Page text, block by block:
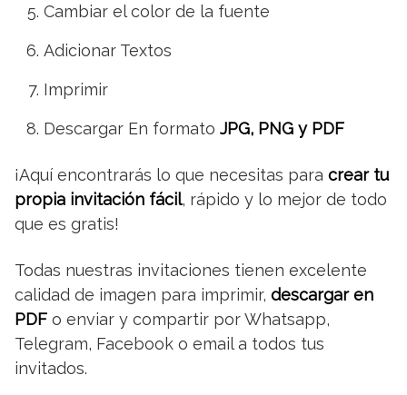
Cambiar el color de la fuente
Adicionar Textos
Imprimir
Descargar En formato JPG, PNG y PDF
¡Aquí encontrarás lo que necesitas para crear tu
propia invitación fácil, rápido y lo mejor de todo
que es gratis!
Todas nuestras invitaciones tienen excelente
calidad de imagen para imprimir, descargar en
PDF o enviar y compartir por Whatsapp,
Telegram, Facebook o email a todos tus
invitados.